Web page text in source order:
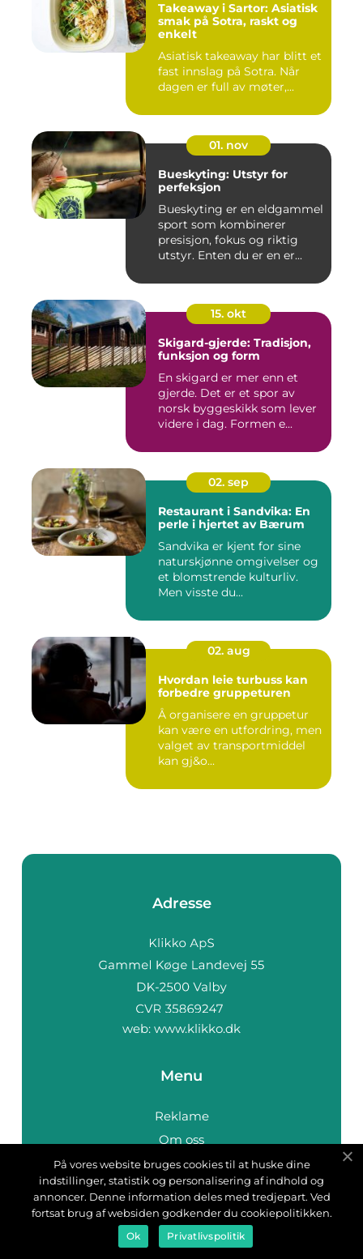
Takeaway i Sartor: Asiatisk
smak på Sotra, raskt og
enkelt
Asiatisk takeaway har blitt et
fast innslag på Sotra. Når
dagen er full av møter,...
01. nov
Bueskyting: Utstyr for
perfeksjon
Bueskyting er en eldgammel
sport som kombinerer
presisjon, fokus og riktig
utstyr. Enten du er en er...
15. okt
Skigard-gjerde: Tradisjon,
funksjon og form
En skigard er mer enn et
gjerde. Det er et spor av
norsk byggeskikk som lever
videre i dag. Formen e...
02. sep
Restaurant i Sandvika: En
perle i hjertet av Bærum
Sandvika er kjent for sine
naturskjønne omgivelser og
et blomstrende kulturliv.
Men visste du...
02. aug
Hvordan leie turbuss kan
forbedre gruppeturen
Å organisere en gruppetur
kan være en utfordring, men
valget av transportmiddel
kan gj&o...
Adresse
web: www.klikko.dk
Menu
Reklame
Om oss
Cookies
Kontakt Oss
Sitemap
På vores website bruges cookies til at huske dine
indstillinger, statistik og personalisering af indhold og
annoncer. Denne information deles med tredjepart. Ved
fortsat brug af websiden godkender du cookiepolitikken.
Ok Privatlivspolitik